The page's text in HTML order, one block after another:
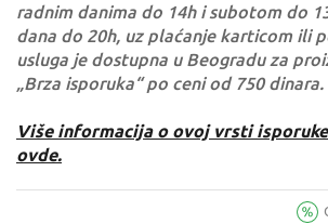
radnim danima do 14h i subotom do
dana do 20h, uz plaćanje karticom ili
usluga je dostupna u Beogradu za
„Brza isporuka“ po ceni od 750 dinara.
Više informacija o ovoj vrsti
ovde.